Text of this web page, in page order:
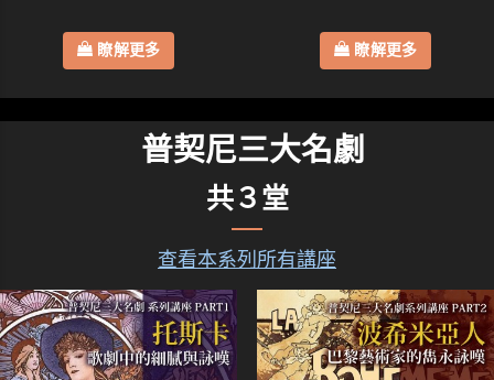
瞭解更多 瞭解更多
普契尼三大名劇
共３堂
查看本系列所有講座